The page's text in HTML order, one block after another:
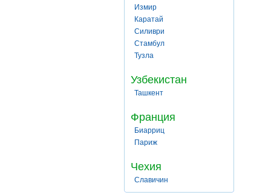
Измир
Каратай
Силиври
Стамбул
Тузла
Узбекистан
Ташкент
Франция
Биарриц
Париж
Чехия
Славичин